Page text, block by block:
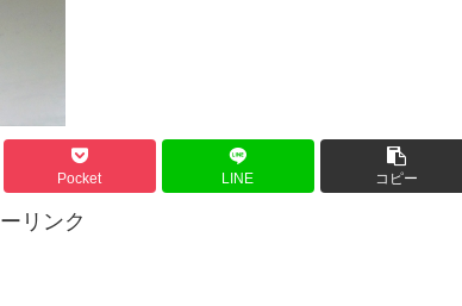
Pocket LINE コピー
リンク